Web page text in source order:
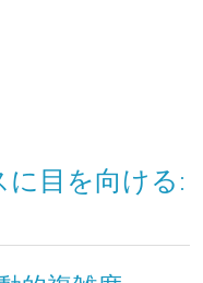
目を向ける: